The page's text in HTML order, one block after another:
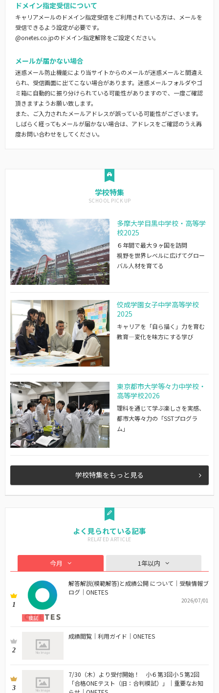
ドメイン指定受信について
キャリアメールのドメイン指定受信をご利用されている方は、メールを
受信できるよう設定が必要です。
@onetes.co.jpのドメイン指定解除をご設定ください。
メールが届かない場合
迷惑メール防止機能により当サイトからのメールが迷惑メールと間違え
られ、受信画面に出てこない場合があります。迷惑メールフォルダやゴ
ミ箱に自動的に振り分けられている可能性がありますので、一度ご確認
頂きますようお願い致します。
また、ご入力されたメールアドレスが誤っている可能性がございます。
しばらく経ってもメールが届かない場合は、アドレスをご確認のうえ再
度お問い合わせをしてください。
学校特集
多摩大学目黒中学校・高等学
校2025
６年間で最大９ヶ国を訪問
視野を世界レベルに広げてグロー
バル人材を育てる
佼成学園女子中学高等学校
2025
キャリアを「自ら描く」力を育む
教育―変化を味方にする学び
東京都市大学等々力中学校・
高等学校2026
理科を通じて学ぶ楽しさを実感、
都市大等々力の「SSTプログラ
ム」
学校特集をもっと見る
よく見られている記事
今月 1年以内
1
模試
解答解説(模範解答)と成績公開 について｜受験情報ブ
ログ｜ONETES
2026/07/01
2
成績閲覧｜利用ガイド｜ONETES
3
7/30（木）より受付開始！ 小６第3回小５第2回
「合格ONEテスト（旧：合判模試）」｜重要なお知